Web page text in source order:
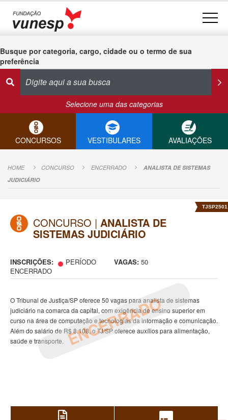
Busque por categoria, cargo, cidade ou o termo de sua
preferência
Selecione uma das categorias
CONCURSOS VESTIBULARES AVALIAÇÕES
HOME CONCURSO ENCERRADO
ANALISTA DE SISTEMAS
JUDICIÁRIO
TJSP2501
CONCURSO | ANALISTA DE
SISTEMAS JUDICIÁRIO
INSCRIÇÕES:
PERÍODO
ENCERRADO
VAGAS: 50
ENCERRADO
O Tribunal de Justiça/SP oferece 50 vagas para analista de sistemas
judiciário na comarca da capital, com exigência de ensino superior em
curso na área de computação e tecnologias da informação e comunicação.
Além do salário de R$ 8.108, o TJ/SP oferece auxílios para alimentação,
saúde e transporte.